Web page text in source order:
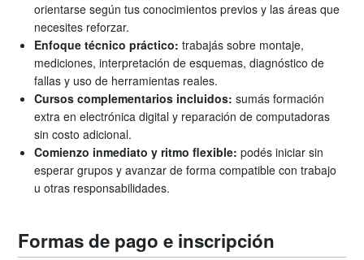
orientarse según tus conocimientos previos y las áreas que
necesites reforzar.
Enfoque técnico práctico: trabajás sobre montaje,
mediciones, interpretación de esquemas, diagnóstico de
fallas y uso de herramientas reales.
Cursos complementarios incluidos: sumás formación
extra en electrónica digital y reparación de computadoras
sin costo adicional.
Comienzo inmediato y ritmo flexible: podés iniciar sin
esperar grupos y avanzar de forma compatible con trabajo
u otras responsabilidades.
Formas de pago e inscripción